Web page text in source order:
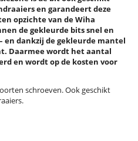
en garandeert deze
opzichte van de Wiha
de gekleurde bits snel en
en dankzij de gekleurde mantel
Daarmee wordt het aantal
en wordt op de kosten voor
schroeven. Ook geschikt